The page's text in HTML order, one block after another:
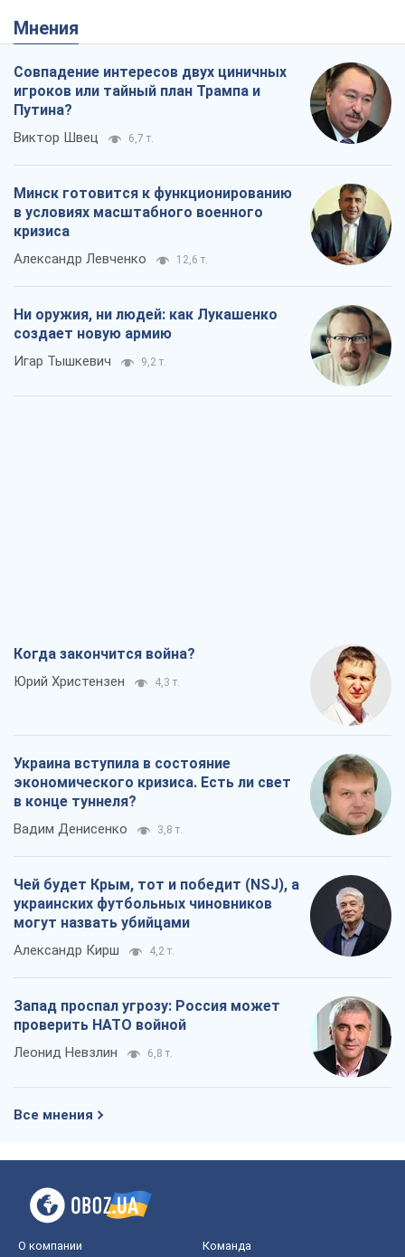
Мнения
Совпадение интересов двух циничных
игроков или тайный план Трампа и
Путина?
Виктор Швец 6,7 т.
Минск готовится к функционированию
в условиях масштабного военного
кризиса
Александр Левченко 12,6 т.
Ни оружия, ни людей: как Лукашенко
создает новую армию
Игар Тышкевич 9,2 т.
Когда закончится война?
Юрий Христензен 4,3 т.
Украина вступила в состояние
экономического кризиса. Есть ли свет
в конце туннеля?
Вадим Денисенко 3,8 т.
Чей будет Крым, тот и победит (NSJ), а
украинских футбольных чиновников
могут назвать убийцами
Александр Кирш 4,2 т.
Запад проспал угрозу: Россия может
проверить НАТО войной
Леонид Невзлин 6,8 т.
Все мнения
О компании Команда